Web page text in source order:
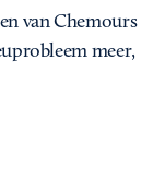
van Chemours
meer,